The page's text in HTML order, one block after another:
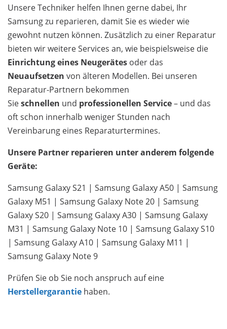
Unsere Techniker helfen Ihnen gerne dabei, Ihr
Samsung zu reparieren, damit Sie es wieder wie
gewohnt nutzen können. Zusätzlich zu einer Reparatur
bieten wir weitere Services an, wie beispielsweise die
Einrichtung eines Neugerätes oder das
Neuaufsetzen von älteren Modellen. Bei unseren
Reparatur-Partnern bekommen
Sieschnellen und professionellen Service– und das
oft schon innerhalb weniger Stunden nach
Vereinbarung eines Reparaturtermines.
Unsere Partner reparieren unter anderem folgende
Geräte:
Samsung Galaxy S21 | Samsung Galaxy A50 | Samsung
Galaxy M51 | Samsung Galaxy Note 20 | Samsung
Galaxy S20 | Samsung Galaxy A30 | Samsung Galaxy
M31 | Samsung Galaxy Note 10 | Samsung Galaxy S10
| Samsung Galaxy A10 | Samsung Galaxy M11 |
Samsung Galaxy Note 9
Prüfen Sie ob Sie noch anspruch auf eine
Herstellergarantie haben.